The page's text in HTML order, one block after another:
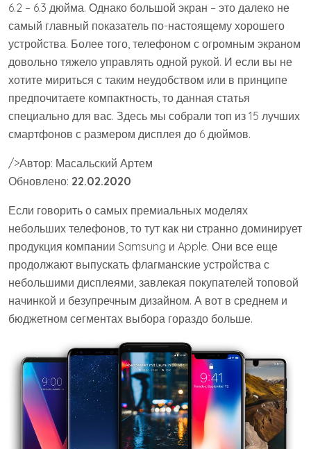
6.2 – 6.3 дюйма. Однако большой экран – это далеко не
самый главный показатель по-настоящему хорошего
устройства. Более того, телефоном с огромным экраном
довольно тяжело управлять одной рукой. И если вы не
хотите мириться с таким неудобством или в принципе
предпочитаете компактность, то данная статья
специально для вас. Здесь мы собрали топ из 15 лучших
смартфонов с размером дисплея до 6 дюймов.
/>Автор: Масальский Артем
Обновлено: 22.02.2020
Если говорить о самых премиальных моделях
небольших телефонов, то тут как ни странно доминирует
продукция компании Samsung и Apple. Они все еще
продолжают выпускать флагманские устройства с
небольшими дисплеями, завлекая покупателей топовой
начинкой и безупречным дизайном. А вот в среднем и
бюджетном сегментах выбора гораздо больше.